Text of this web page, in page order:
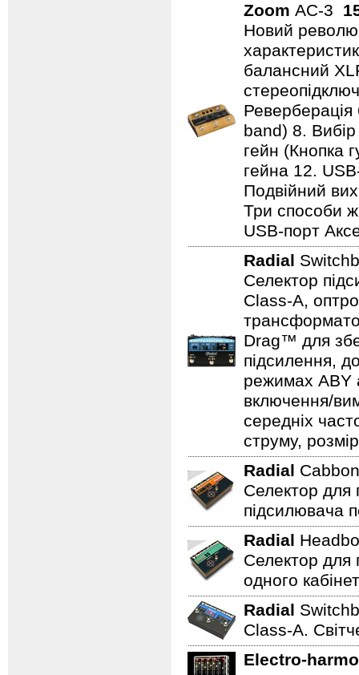
Zoom AC-3
Новий
балансний
Реверберація
band) 8. Вибір
гейн (Кнопка
гейна 12.
Подвійний
Три способи
USB-порт
Radial
Селектор
Class-A,
Drag™ для
підсилення,
режимах ABY
включення/
середніх
струму,
Radial
Селектор для
підсилювача
Radial
Селектор для
одного
Radial
Class-A.
Electro-